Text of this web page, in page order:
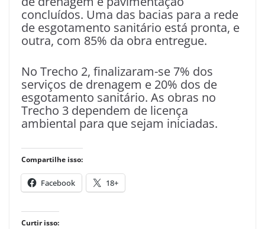
concluídos. Uma das bacias para a rede
de esgotamento sanitário está pronta, e
outra, com 85% da obra entregue.
No Trecho 2, finalizaram-se 7% dos
serviços de drenagem e 20% dos de
esgotamento sanitário. As obras no
Trecho 3 dependem de licença
ambiental para que sejam iniciadas.
Compartilhe isso:
Facebook 18+
Curtir isso: